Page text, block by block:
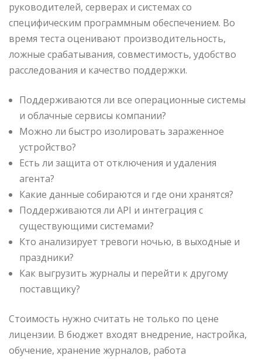
руководителей, серверах и системах со
специфическим программным обеспечением. Во
время теста оценивают производительность,
ложные срабатывания, совместимость, удобство
расследования и качество поддержки.
Поддерживаются ли все операционные системы
и облачные сервисы компании?
Можно ли быстро изолировать зараженное
устройство?
Есть ли защита от отключения и удаления
агента?
Какие данные собираются и где они хранятся?
Поддерживаются ли API и интеграция с
существующими системами?
Кто анализирует тревоги ночью, в выходные и
праздники?
Как выгрузить журналы и перейти к другому
поставщику?
Стоимость нужно считать не только по цене
лицензии. В бюджет входят внедрение, настройка,
обучение, хранение журналов, работа